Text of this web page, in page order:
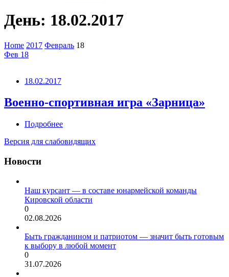
День: 18.02.2017
Home 2017 Февраль 18
Фев 18
18.02.2017
Военно-спортивная игра «Зарница»
Подробнее
Версия для слабовидящих
Новости
Наш курсант — в составе юнармейской команды
Кировской области
0
02.08.2026
Быть гражданином и патриотом — значит быть готовым
к выбору в любой момент
0
31.07.2026